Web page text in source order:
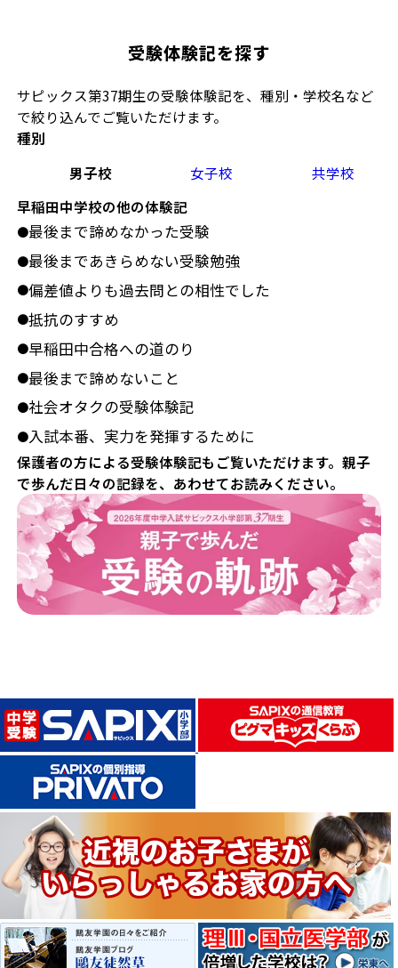
受験体験記を探す
サピックス第37期生の受験体験記を、種別・学校名など
で絞り込んでご覧いただけます。
種別
男子校
女子校
共学校
早稲田中学校の他の体験記
●最後まで諦めなかった受験
●最後まであきらめない受験勉強
●偏差値よりも過去問との相性でした
●抵抗のすすめ
●早稲田中合格への道のり
●最後まで諦めないこと
●社会オタクの受験体験記
●入試本番、実力を発揮するために
保護者の方による受験体験記もご覧いただけます。親子
で歩んだ日々の記録を、あわせてお読みください。